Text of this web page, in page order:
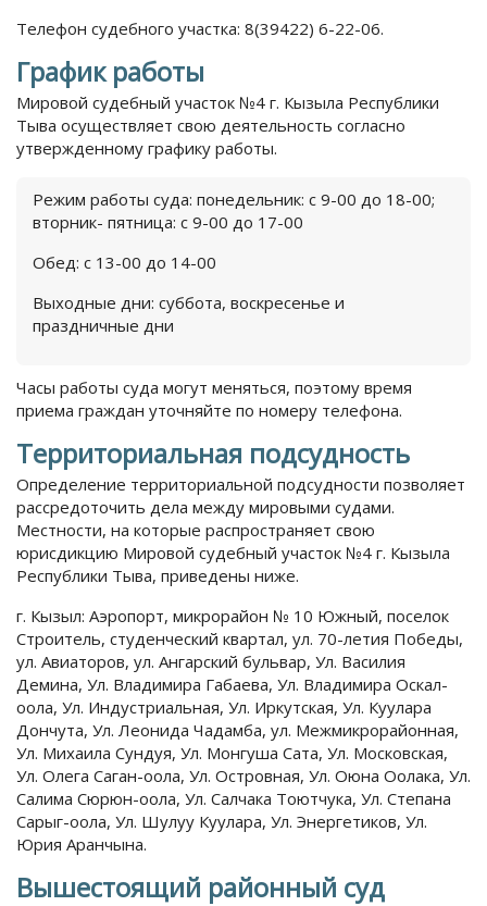
Телефон судебного участка: 8(39422) 6-22-06.
График работы
Мировой судебный участок №4 г. Кызыла Республики
Тыва осуществляет свою деятельность согласно
утвержденному графику работы.
Режим работы суда: понедельник: с 9-00 до 18-00;
вторник- пятница: с 9-00 до 17-00
Обед: с 13-00 до 14-00
Выходные дни: суббота, воскресенье и
праздничные дни
Часы работы суда могут меняться, поэтому время
приема граждан уточняйте по номеру телефона.
Территориальная подсудность
Определение территориальной подсудности позволяет
рассредоточить дела между мировыми судами.
Местности, на которые распространяет свою
юрисдикцию Мировой судебный участок №4 г. Кызыла
Республики Тыва, приведены ниже.
г. Кызыл: Аэропорт, микрорайон № 10 Южный, поселок
Строитель, студенческий квартал, ул. 70-летия Победы,
ул. Авиаторов, ул. Ангарский бульвар, Ул. Василия
Демина, Ул. Владимира Габаева, Ул. Владимира Оскал-
оола, Ул. Индустриальная, Ул. Иркутская, Ул. Куулара
Дончута, Ул. Леонида Чадамба, ул. Межмикрорайонная,
Ул. Михаила Сундуя, Ул. Монгуша Сата, Ул. Московская,
Ул. Олега Саган-оола, Ул. Островная, Ул. Оюна Оолака, Ул.
Салима Сюрюн-оола, Ул. Салчака Тоютчука, Ул. Степана
Сарыг-оола, Ул. Шулуу Куулара, Ул. Энергетиков, Ул.
Юрия Аранчына.
Вышестоящий районный суд